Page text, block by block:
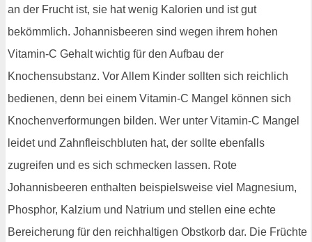
an der Frucht ist, sie hat wenig Kalorien und ist gut
bekömmlich. Johannisbeeren sind wegen ihrem hohen
Vitamin-C Gehalt wichtig für den Aufbau der
Knochensubstanz. Vor Allem Kinder sollten sich reichlich
bedienen, denn bei einem Vitamin-C Mangel können sich
Knochenverformungen bilden. Wer unter Vitamin-C Mangel
leidet und Zahnfleischbluten hat, der sollte ebenfalls
zugreifen und es sich schmecken lassen. Rote
Johannisbeeren enthalten beispielsweise viel Magnesium,
Phosphor, Kalzium und Natrium und stellen eine echte
Bereicherung für den reichhaltigen Obstkorb dar. Die Früchte